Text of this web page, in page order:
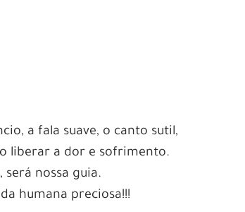
a fala suave, o canto sutil,
liberar a dor e sofrimento.
nossa guia.
humana preciosa!!!